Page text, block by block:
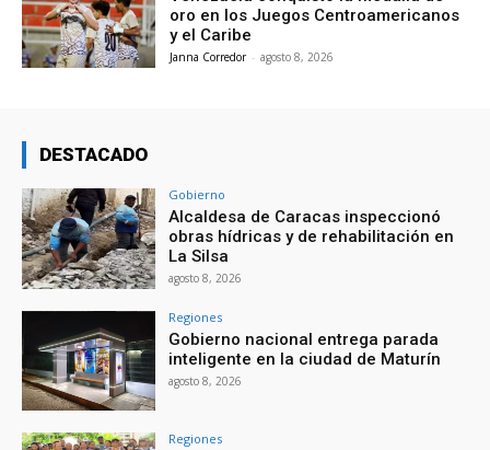
oro en los Juegos Centroamericanos
y el Caribe
Janna Corredor - agosto 8, 2026
DESTACADO
Gobierno
Alcaldesa de Caracas inspeccionó
obras hídricas y de rehabilitación en
La Silsa
agosto 8, 2026
Regiones
Gobierno nacional entrega parada
inteligente en la ciudad de Maturín
agosto 8, 2026
Regiones